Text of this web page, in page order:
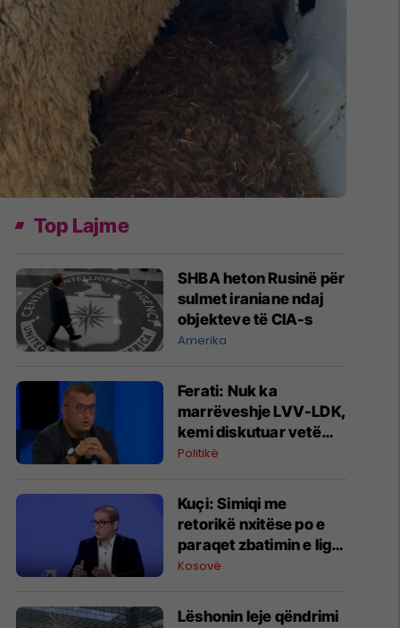
Top Lajme
SHBA heton Rusinë për
sulmet iraniane ndaj
objekteve të CIA-s
Amerika
Ferati: Nuk ka
marrëveshje LVV-LDK,
kemi diskutuar vetëm
për parime
Politikë
Kuçi: Simiqi me
retorikë nxitëse po e
paraqet zbatimin e ligjit
në veri si "spastrim
Kosovë
Lëshonin leje qëndrimi